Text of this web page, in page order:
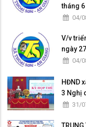
tháng
04/
V/v
ngày
04/
HĐND
3 Nghị
31/